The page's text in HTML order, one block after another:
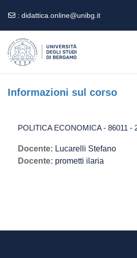
: didattica.online@unibg.it
Informazioni sul corso
POLITICA ECONOMICA - 86011 -
Docente: Lucarelli Stefano
Docente: prometti ilaria